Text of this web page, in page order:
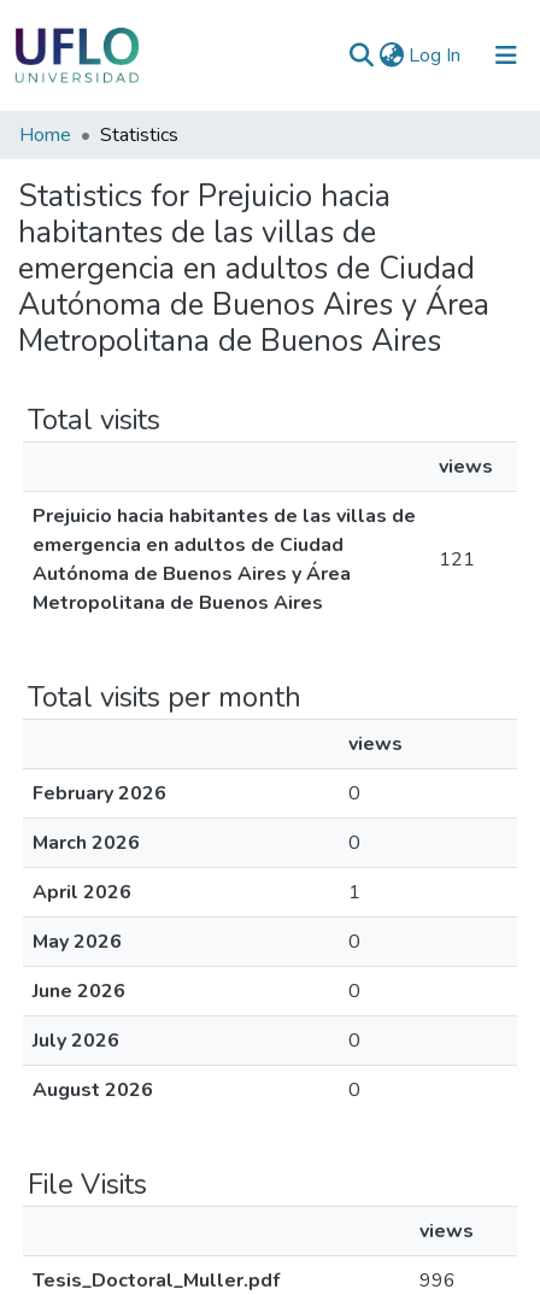
Log In (current)
Communities
Collections
All of RIUFLO
Home Statistics
Statistics for Prejuicio hacia
habitantes de las villas de
emergencia en adultos de Ciudad
Autónoma de Buenos Aires y Área
Metropolitana de Buenos Aires
Total visits
views
Prejuicio hacia habitantes de las villas de
emergencia en adultos de Ciudad
Autónoma de Buenos Aires y Área
Metropolitana de Buenos Aires
121
Total visits per month
views
February 2026
0
March 2026
0
April 2026
1
May 2026
0
June 2026
0
July 2026
0
August 2026
0
File Visits
views
Tesis_Doctoral_Muller.pdf
996